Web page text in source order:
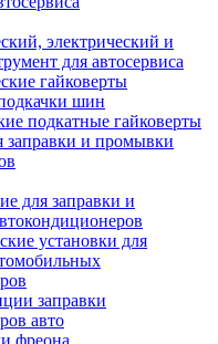
электрический и
для автосервиса
гайковерты
шин
подкатные гайковерты
заправки и промывки
для заправки и
установки для
заправки
авто
фреона